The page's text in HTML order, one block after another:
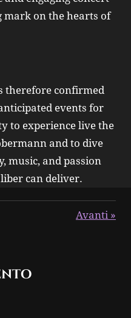
mark on the hearts of
therefore confirmed
events for
to experience live the
and to dive
music, and passion
can deliver.
Avanti »